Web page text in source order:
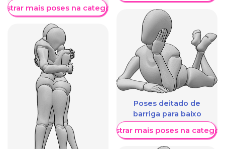
mais poses na categoria
Poses deitado de
barriga para baixo
Mostrar mais poses na